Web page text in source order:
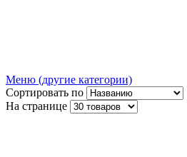
Меню (другие категории)
Сортировать по
На странице